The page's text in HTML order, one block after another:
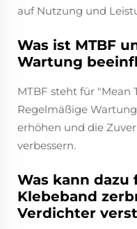
auf Nutzung und
Was ist MTBF
Wartung
MTBF steht für "Mean
Regelmäßige
erhöhen und die
verbessern.
Was kann dazu
Klebeband
Verdichter